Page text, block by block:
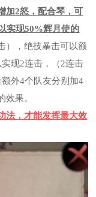
加2怒，配合琴，可
实现50%辉月使的
），绝技暴击可以额
现2连击，（2连击
外4个队友分别加4
效果。
法，才能发挥最大效